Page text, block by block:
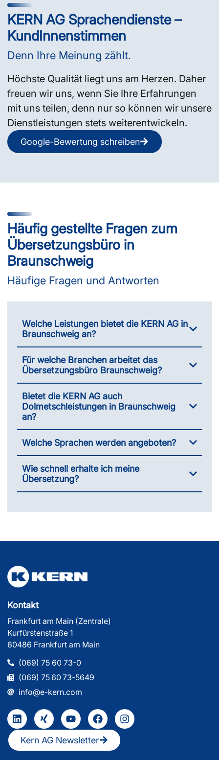
KERN AG Sprachendienste –
KundInnenstimmen
Denn Ihre Meinung zählt.
Höchste Qualität liegt uns am Herzen. Daher
freuen wir uns, wenn Sie Ihre Erfahrungen
mit uns teilen, denn nur so können wir unsere
Dienstleistungen stets weiterentwickeln.
Google-Bewertung schreiben
Häufig gestellte Fragen zum
Übersetzungsbüro in
Braunschweig
Häufige Fragen und Antworten
Welche Leistungen bietet die KERN AG in
Braunschweig an?
Für welche Branchen arbeitet das
Übersetzungsbüro Braunschweig?
Bietet die KERN AG auch
Dolmetschleistungen in Braunschweig
an?
Welche Sprachen werden angeboten?
Wie schnell erhalte ich meine
Übersetzung?
Kontakt
Frankfurt am Main (Zentrale)
Kurfürstenstraße 1
60486 Frankfurt am Main
(069) 75 60 73-0
(069) 75 60 73-5649
info@e-kern.com
Kern AG Newsletter